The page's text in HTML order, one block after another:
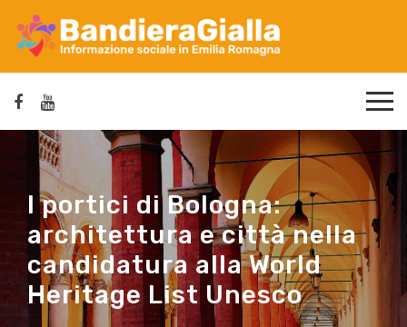
I portici di Bologna:
architettura e città nella
candidatura alla World
Heritage List Unesco